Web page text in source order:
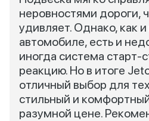
неровностями дороги,
удивляет. Однако, как
автомобиле, есть и
иногда система старт-
реакцию. Но в итоге
отличный выбор для
стильный и
разумной цене.